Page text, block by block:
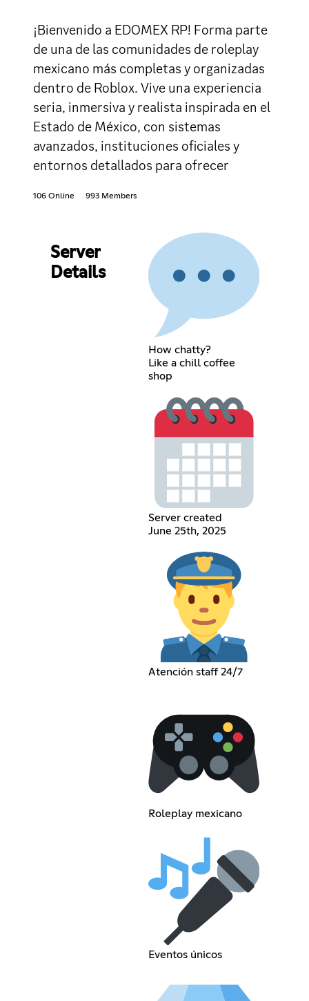
¡Bienvenido a EDOMEX RP! Forma parte
de una de las comunidades de roleplay
mexicano más completas y organizadas
dentro de Roblox. Vive una experiencia
seria, inmersiva y realista inspirada en el
Estado de México, con sistemas
avanzados, instituciones oficiales y
entornos detallados para ofrecer
106 Online 993 Members
Server
Details
How chatty?
Like a chill coffee
shop
Server created
June 25th, 2025
Atención staff 24/7
Roleplay mexicano
Eventos únicos